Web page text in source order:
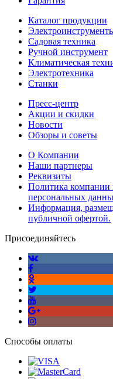
Каталог продукции
Садовая техника
Ручной инструмент
Климатическая
Электротехника
Станки
Пресс-центр
Акции и скидки
Новости
Обзоры и советы
О Компании
Наши партнеры
Реквизиты
Политика компании
персональных
Информация,
публичной офертой.
Присоединяйтесь
Способы оплаты